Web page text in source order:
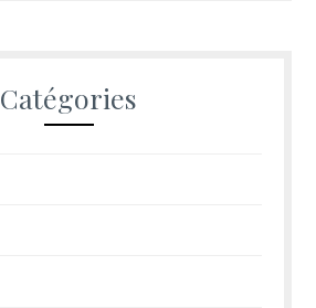
Catégories